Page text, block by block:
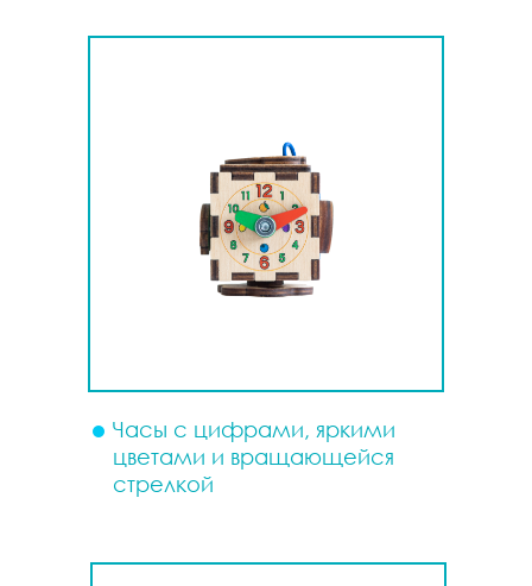
Часы с цифрами, яркими
цветами и вращающейся
стрелкой